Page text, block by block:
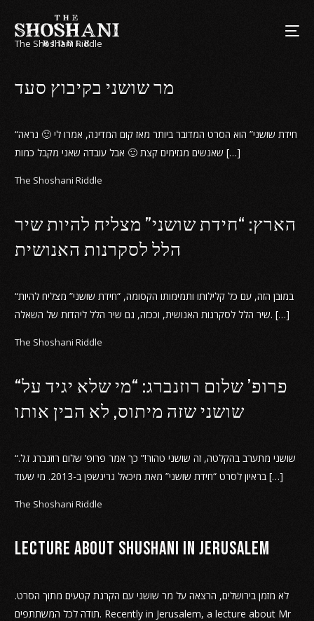
The Shoshani Riddle
מר שושני בקיבוץ סעד
“חידת שושני” הוא הסרט המדובר ביותר מאז קום המדינה, אמרו לי 🙂 נראה
שאנשים מגזימים קצת 🙂 אבל עובדה שאני מקבל כמות […]
The Shoshani Riddle
הארץ: “חידת שושני” מצליח להיות שיר
הלל לסקרנות האנושית
“במובן הזה, עם כל קלילותו ותמימותו הקסומה, “חידת שושני” מצליח להיות
שיר הלל לסקרנות האנושית, וככזה, גם שיר הלל ליהדות של השאלה. […]
The Shoshani Riddle
“פרופ’ שלום רוזנברג: “מי שלא יגיד על
שושני שזה מיתוס, לא הבין אותו
“שושני מתערב בהקלטה, זה שושני טהור!” כך אמר פרופ’ שלום רוזנברג ז.ל.
בראיון לסרט “חידת שושני” מאת מיכאל גרינשפן ב-2013. מי שעוד […]
The Shoshani Riddle
Lecture about Shushani in Jerusalem
לא מזמן בירושלים, הרצאה על מר שושני עם הקרנת קטעים מתוך הסרט.
תודה לכל המשתתפים. Recently in Jerusalem, a lecture about Mr